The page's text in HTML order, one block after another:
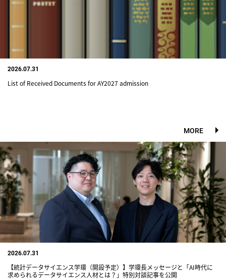
2026.07.31
List of Received Documents for AY2027 admission
MORE
2026.07.31
【統計データサイエンス学環（開設予定）】学環長メッセージと「AI時代に
求められるデータサイエンス人材とは？」特別対談記事を公開